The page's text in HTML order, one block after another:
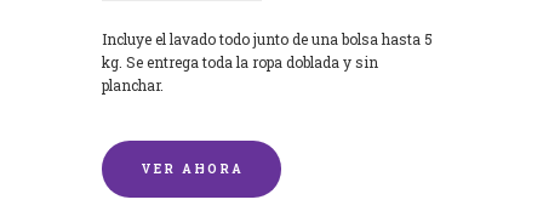
Incluye el lavado todo junto de una bolsa hasta 5
kg. Se entrega toda la ropa doblada y sin
planchar.
VER AHORA